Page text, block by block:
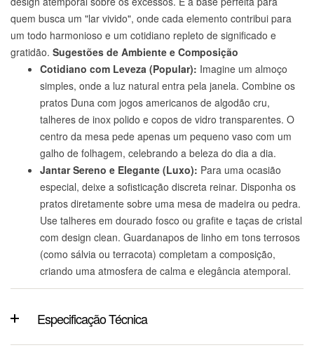
quem busca um "lar vivido", onde cada elemento contribui para
um todo harmonioso e um cotidiano repleto de significado e
gratidão. Sugestões de Ambiente e Composição
Cotidiano com Leveza (Popular): Imagine um almoço
simples, onde a luz natural entra pela janela. Combine os
pratos Duna com jogos americanos de algodão cru,
talheres de inox polido e copos de vidro transparentes. O
centro da mesa pede apenas um pequeno vaso com um
galho de folhagem, celebrando a beleza do dia a dia.
Jantar Sereno e Elegante (Luxo): Para uma ocasião
especial, deixe a sofisticação discreta reinar. Disponha os
pratos diretamente sobre uma mesa de madeira ou pedra.
Use talheres em dourado fosco ou grafite e taças de cristal
com design clean. Guardanapos de linho em tons terrosos
(como sálvia ou terracota) completam a composição,
criando uma atmosfera de calma e elegância atemporal.
Especificação Técnica